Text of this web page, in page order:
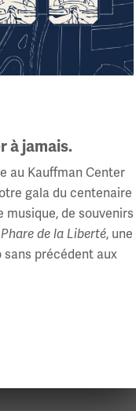
de signaux
au-dessus du
sifflet.
à jamais.
au Kauffman Center
gala du centenaire
de souvenirs
Phare de la Liberté, une
précédent aux